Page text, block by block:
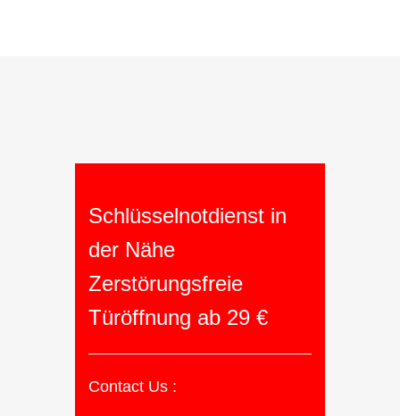
Schlüsselnotdienst in
der Nähe
Zerstörungsfreie
Türöffnung ab 29 €
Contact Us :